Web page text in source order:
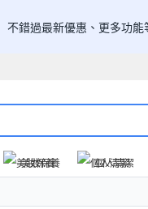
不錯過最新優惠、更多功能
美妝保養 個人清潔